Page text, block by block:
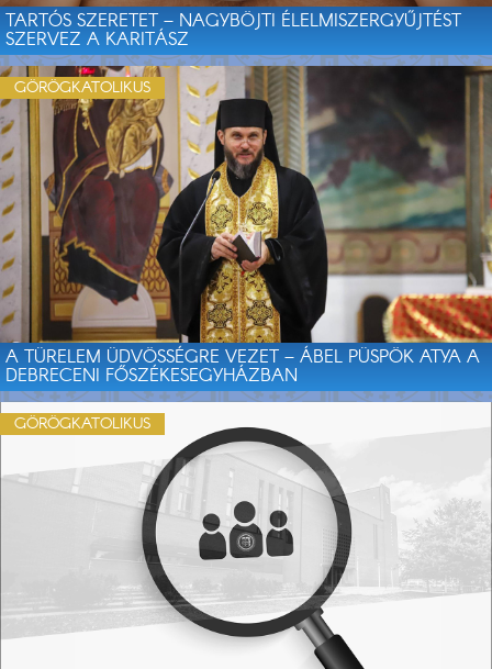
TARTÓS SZERETET – NAGYBÖJTI ÉLELMISZERGYŰJTÉST
SZERVEZ A KARITÁSZ
A TÜRELEM ÜDVÖSSÉGRE VEZET – ÁBEL PÜSPÖK ATYA A
DEBRECENI FŐSZÉKESEGYHÁZBAN
GÖRÖGKATOLIKUS
GÖRÖGKATOLIKUS